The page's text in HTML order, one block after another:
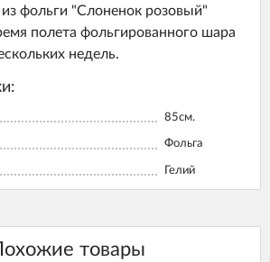
фольги "Слоненок розовый"
полета фольгированного шара
недель.
85см.
Фольга
Гелий